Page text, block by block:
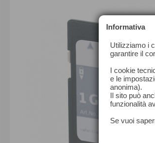
Informativa
Utilizziamo i
garantire il
I cookie
e le
anonima).
Il sito può
funzionalità
Se vuoi